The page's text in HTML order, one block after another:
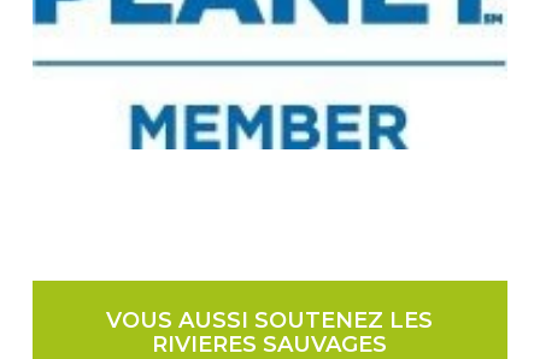
VOUS AUSSI SOUTENEZ LES
RIVIERES SAUVAGES